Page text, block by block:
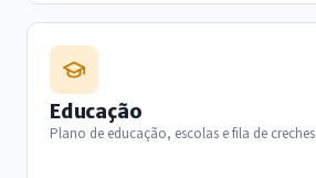
Educação
Plano de educação, escolas e fila de creches